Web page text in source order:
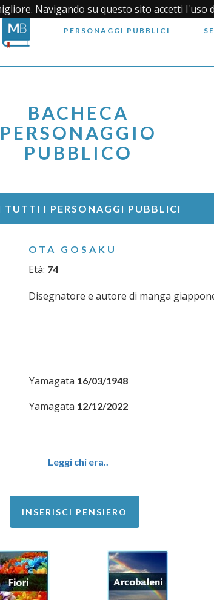
Navigando su questo sito accetti l'uso
PERSONAGGI PUBBLICI
BACHECA
PERSONAGGIO
PUBBLICO
TUTTI I PERSONAGGI PUBBLICI
OTA GOSAKU
Età: 74
Disegnatore e autore di manga
Yamagata 16/03/1948
Yamagata 12/12/2022
Leggi chi era..
INSERISCI PENSIERO